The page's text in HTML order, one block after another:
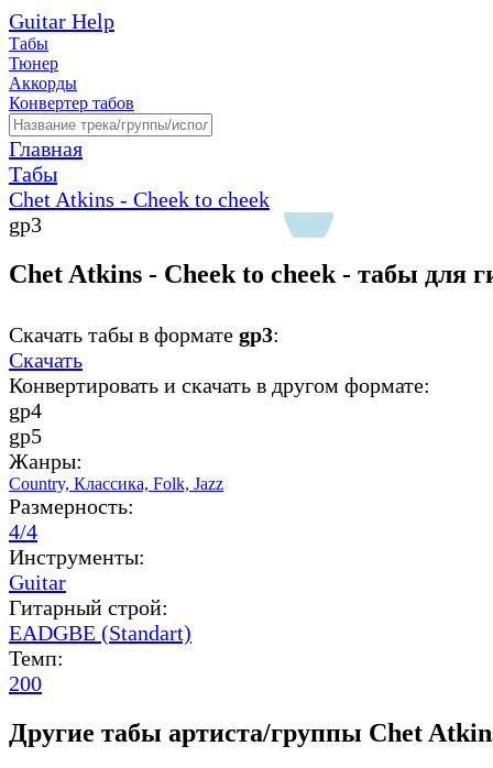
Guitar Help
Табы
Тюнер
Аккорды
Конвертер табов
Главная
Табы
Chet Atkins - Cheek to cheek
gp3
Chet Atkins - Cheek to cheek - табы для
Скачать табы в формате gp3:
Скачать
Конвертировать и скачать в другом формате:
gp4
gp5
Жанры:
Country, Классика, Folk, Jazz
Размерность:
4/4
Инструменты:
Guitar
Гитарный строй:
EADGBE (Standart)
Темп:
200
Другие табы артиста/группы Chet